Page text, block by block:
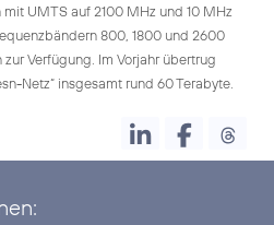
UMTS auf 2100 MHz und 10 MHz
800, 1800 und 2600
Verfügung. Im Vorjahr übertrug
Netz“ insgesamt rund 60 Terabyte.